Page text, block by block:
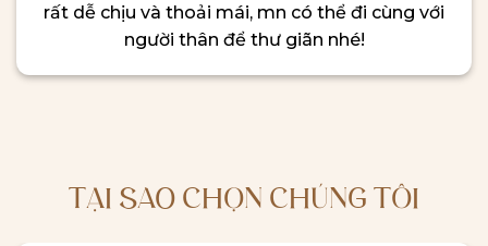
rất dễ chịu và thoải mái, mn có thể đi cùng với
người thân để thư giãn nhé!
TẠI SAO CHỌN CHÚNG TÔI